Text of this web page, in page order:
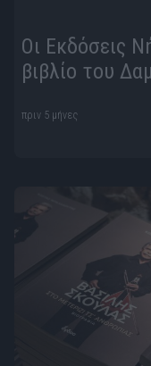
Οι Εκδόσεις
βιβλίο του
πριν 5 μήνες